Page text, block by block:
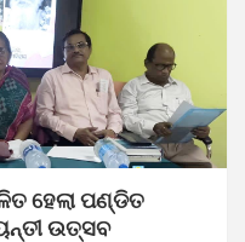
ହେଲା ପଣ୍ଡିତ
ଉତ୍ସବ